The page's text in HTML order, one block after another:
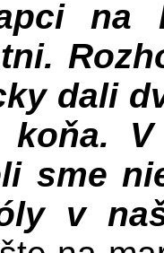
dali
koňa.
sme
v